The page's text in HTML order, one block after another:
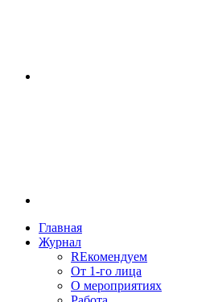
Главная
Журнал
REкомендуем
От 1-го лица
О мероприятиях